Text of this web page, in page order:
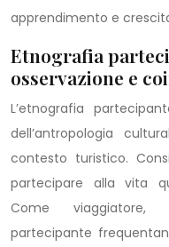
apprendimento e
Etnografia
osservazione e
L’etnografia
dell’antropologia
contesto turistico.
partecipare alla vita
Come viaggiatore,
partecipante